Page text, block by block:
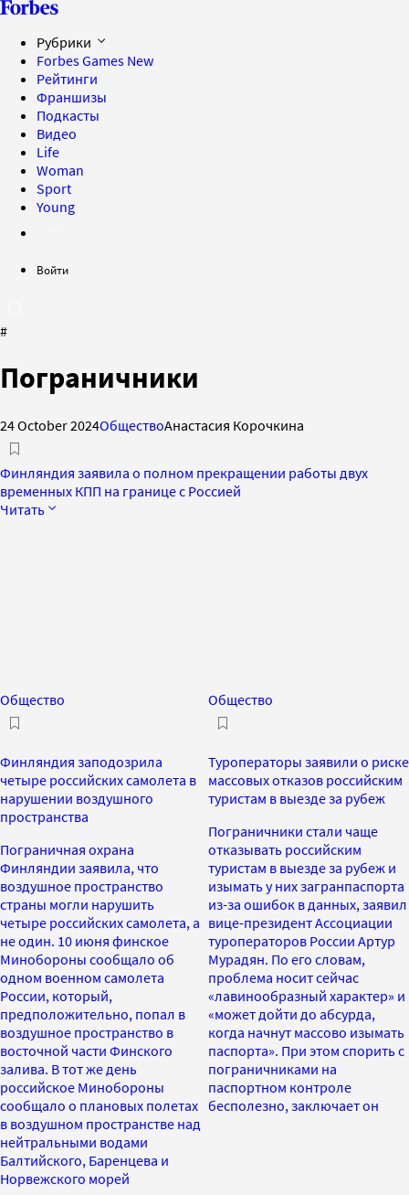
Рубрики
Forbes Games New
Рейтинги
Франшизы
Подкасты
Видео
Life
Woman
Sport
Young
Войти
#
Пограничники
24 October 2024ОбществоАнастасия Корочкина
Финляндия заявила о полном прекращении работы двух
временных КПП на границе с Россией
Читать
Общество
Финляндия заподозрила
четыре российских самолета в
нарушении воздушного
пространства
Пограничная охрана
Финляндии заявила, что
воздушное пространство
страны могли нарушить
четыре российских самолета, а
не один. 10 июня финское
Минобороны сообщало об
одном военном самолета
России, который,
предположительно, попал в
воздушное пространство в
восточной части Финского
залива. В тот же день
российское Минобороны
сообщало о плановых полетах
в воздушном пространстве над
нейтральными водами
Балтийского, Баренцева и
Норвежского морей
Общество
Туроператоры заявили о риске
массовых отказов российским
туристам в выезде за рубеж
Пограничники стали чаще
отказывать российским
туристам в выезде за рубеж и
изымать у них загранпаспорта
из-за ошибок в данных, заявил
вице-президент Ассоциации
туроператоров России Артур
Мурадян. По его словам,
проблема носит сейчас
«лавинообразный характер» и
«может дойти до абсурда,
когда начнут массово изымать
паспорта». При этом спорить с
пограничниками на
паспортном контроле
бесполезно, заключает он